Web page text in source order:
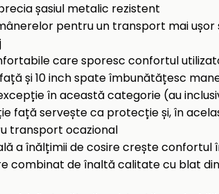
șasiul metalic rezistent
pentru un transport mai
care sporesc confortul
și 10 inch spate îmbunătățesc
în această categorie (au
față servește ca protecție și, în
transport ocazional
a înălțimii de cosire crește confortul
combinat de înaltă calitate cu blat